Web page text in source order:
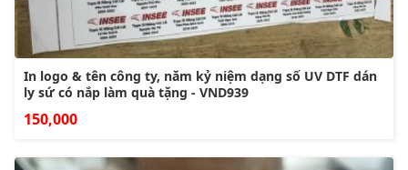
In logo & tên công ty, năm kỷ niệm dạng số UV DTF dán
ly sứ có nắp làm quà tặng - VND939
150,000